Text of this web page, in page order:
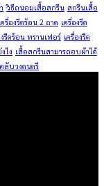
วิธีถนอมเสื้อสกรีน สกรีนเสื้อ
ครื่องรีดร้อน 2 ถาด เครื่องรีด
งรีดร้อน ทรานเฟอร์ เครื่องรีด
ไง เสื้อสกรีนสามารถอบผ้าได้
ลับวงดนตรี